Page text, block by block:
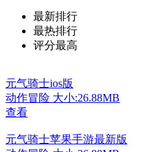
最新排行
最热排行
评分最高
元气骑士ios版
动作冒险 大小:26.88MB
查看
元气骑士苹果手游最新版